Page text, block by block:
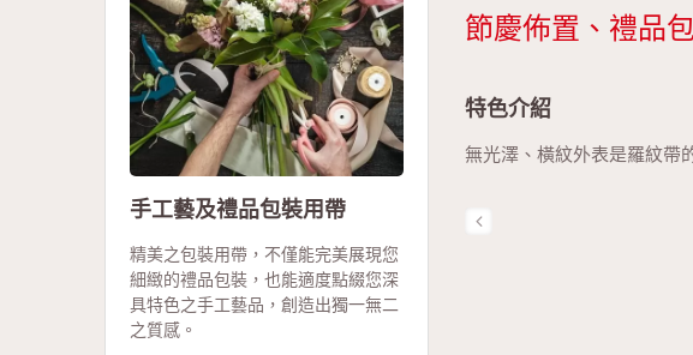
手工藝及禮品包裝用帶
精美之包裝用帶，不僅能完美展現您
細緻的禮品包裝，也能適度點綴您深
具特色之手工藝品，創造出獨一無二
之質感。
節慶佈置、禮品
特色介紹
無光澤、橫紋外表是羅紋帶